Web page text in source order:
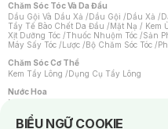
Chăm Sóc Tóc Và Da Đầu
Dầu Gội Và Dầu Xả /Dầu Gội /Dầu Xả /
Tẩy Tế Bào Chết Da Đầu /Mặt Nạ / Kem
Xịt Dưỡng Tóc /Thuốc Nhuộm Tóc /Sản
Máy Sấy Tóc /Lược /Bộ Chăm Sóc Tóc /
Chăm Sóc Cơ Thể
Kem Tẩy Lông /Dụng Cụ Tẩy Lông
Nước Hoa
Nước Hoa Nữ
BIỂU NGỮ COOKIE
Notice about cookies usage